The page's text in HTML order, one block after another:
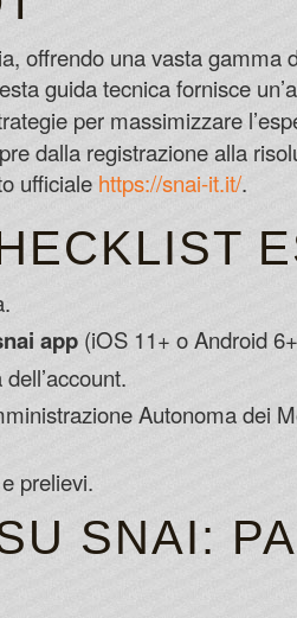
about it.
Bingo Free Welcome
casino sites even have
Sundays.
Roulette Online For Money
offrendo una vasta gamma
guida tecnica fornisce
per massimizzare
dalla registrazione alla
ufficiale https://snai-it.it/.
app (iOS 11+ o Android
Autonoma dei
prelievi.
SNAI: